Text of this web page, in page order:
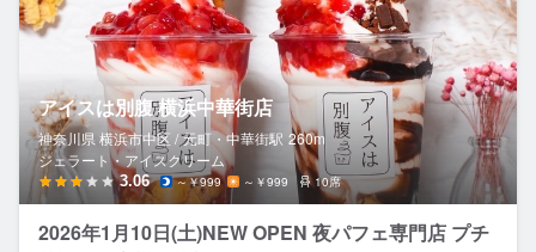
気になる求人
検索履歴・保存した条件
応募履歴
WEB履歴書
スカウト・メルマガ受信設定
アイスは別腹 横浜中華街店
神奈川県 横浜市中区 / 元町・中華街駅 260m
ジェラート・アイスクリーム
3.06 ～￥999 ～￥999 10席
2026年1月10日(土)NEW OPEN 夜パフェ専門店 ‪‬プチ